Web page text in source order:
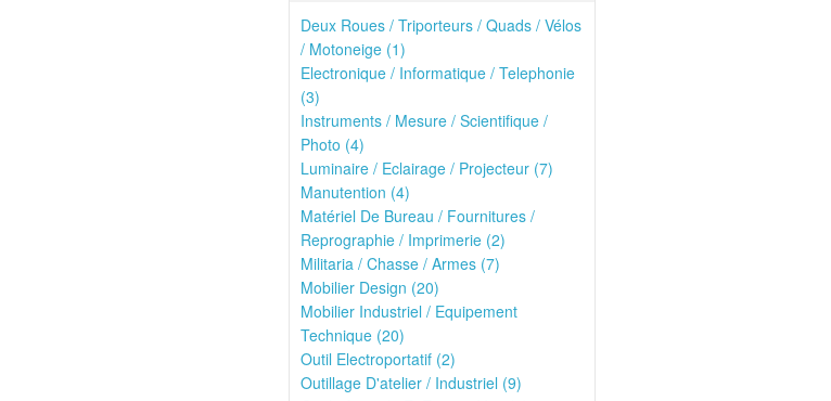
Deux Roues / Triporteurs / Quads / Vélos
/ Motoneige (1)
Electronique / Informatique / Telephonie
(3)
Instruments / Mesure / Scientifique /
Photo (4)
Luminaire / Eclairage / Projecteur (7)
Manutention (4)
Matériel De Bureau / Fournitures /
Reprographie / Imprimerie (2)
Militaria / Chasse / Armes (7)
Mobilier Design (20)
Mobilier Industriel / Equipement
Technique (20)
Outil Electroportatif (2)
Outillage D'atelier / Industriel (9)